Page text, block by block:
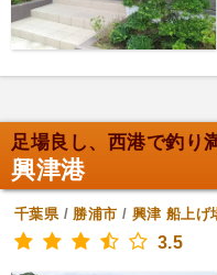
足場良し、西港で釣り
興津港
千葉県/ 勝浦市 / 興津 船上げ
3.5